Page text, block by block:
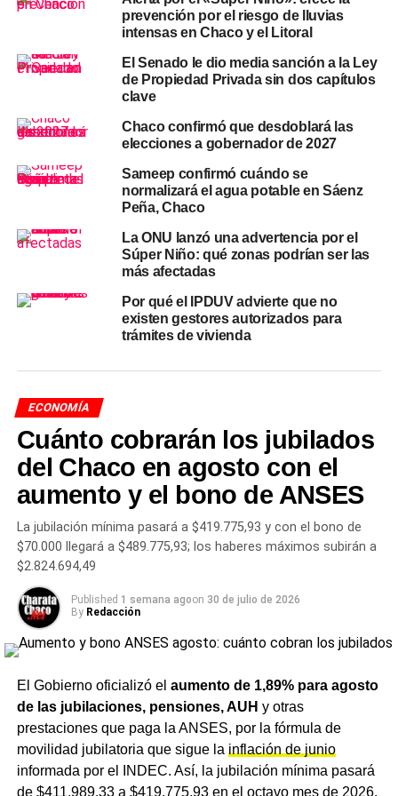
Al asumir la conducción,Capitanich agradeció el
acompañamiento político de los distintos bloques y
expuso los lineamientos de una agenda de trabajo
orientada a ordenar y analizar el volumen de iniciativas
bajo la órbita de la comisión. Según el diagnóstico
presentado por el senador, el cuerpo tiene por delante el
tratamiento de 17 proyectos de ley correspondientes al
período 2026, más otras 12 iniciativas pendientes del
ciclo 2025, además de expedientes con distintos estados
de avance en su trámite parlamentario.
El eje central de la gestión apuntará al sector PyME:
«Tenemos una agenda de trabajo para las
consiste en abordar las demandas específicas del sector
515.000 empresasque representan cerca
Los miembros del cuerpo acordaron acelerar el diseño de
un plan de labor integral y avanzar de inmediato en la
distribución de la documentación técnica de todos los
expedientes en estudio, para facilitar el análisis por parte
de los senadores y sus equipos de asesores.
El alcance institucional de la
comisión
La Comisión de Economías Regionales, Economía
Social, Micro, Pequeña y Mediana Empresa tiene entre
promoción de las economías regionales, el fomento de
las producciones locales y el diseño de planes de
desarrollo territorial en el interior del país. Su campo de
acción incluye también la intervención en asuntos de la
economía social —con el sector cooperativo como eje— y
en políticas de sostenimiento de las micro, pequeñas y
prevención por el riesgo de lluvias
intensas en Chaco y el Litoral
El Senado le dio media sanción a la Ley
de Propiedad Privada sin dos capítulos
clave
Chaco confirmó que desdoblará las
elecciones a gobernador de 2027
Sameep confirmó cuándo se
normalizará el agua potable en Sáenz
Peña, Chaco
La ONU lanzó una advertencia por el
Súper Niño: qué zonas podrían ser las
más afectadas
Por qué el IPDUV advierte que no
existen gestores autorizados para
trámites de vivienda
ECONOMÍA
Cuánto cobrarán los jubilados
del Chaco en agosto con el
aumento y el bono de ANSES
La jubilación mínima pasará a $419.775,93 y con el bono de
$70.000 llegará a $489.775,93; los haberes máximos subirán a
$2.824.694,49
Published 1 semana agoon 30 de julio de 2026
By Redacción
El Gobierno oficializó el aumento de 1,89% para agosto
de las jubilaciones, pensiones, AUH y otras
prestaciones que paga la ANSES, por la fórmula de
movilidad jubilatoria que sigue la inflación de junio
informada por el INDEC. Así, la jubilación mínima pasará
de $411.989,33 a $419.775,93 en el octavo mes de 2026.